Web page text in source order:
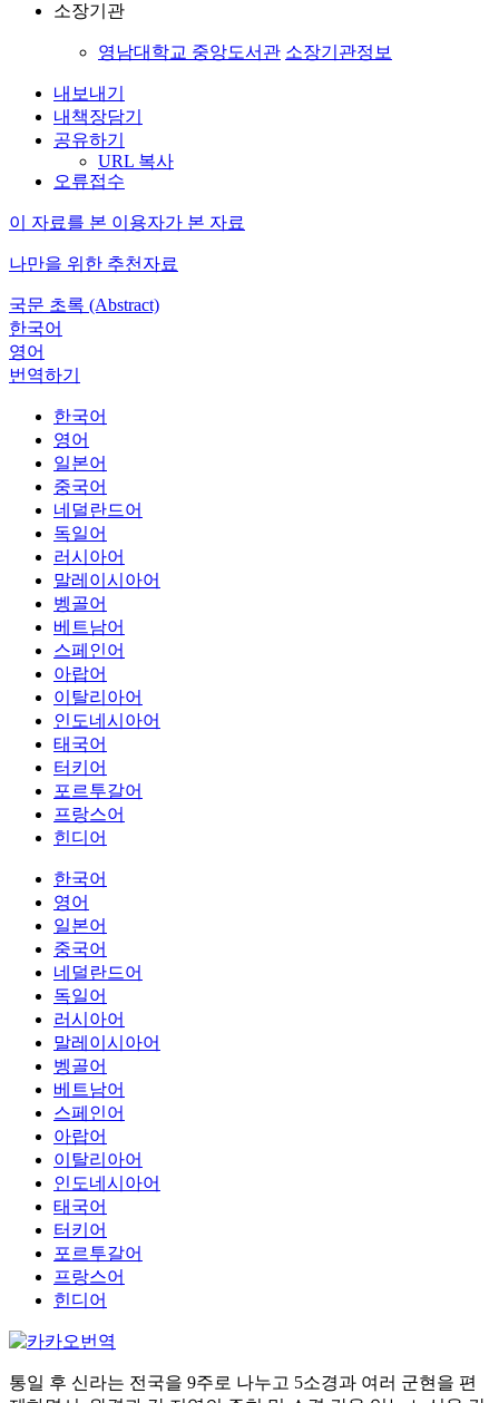
소장기관
영남대학교 중앙도서관 소장기관정보
내보내기
내책장담기
공유하기
URL 복사
오류접수
이 자료를 본 이용자가 본 자료
나만을 위한 추천자료
국문 초록 (Abstract)
한국어
영어
번역하기
한국어
영어
일본어
중국어
네덜란드어
독일어
러시아어
말레이시아어
벵골어
베트남어
스페인어
아랍어
이탈리아어
인도네시아어
태국어
터키어
포르투갈어
프랑스어
힌디어
한국어
영어
일본어
중국어
네덜란드어
독일어
러시아어
말레이시아어
벵골어
베트남어
스페인어
아랍어
이탈리아어
인도네시아어
태국어
터키어
포르투갈어
프랑스어
힌디어
통일 후 신라는 전국을 9주로 나누고 5소경과 여러 군현을 편